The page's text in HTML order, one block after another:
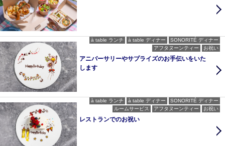
à table ランチ à table ディナー
SONORITÉ ディナー
アフタヌーンティー
お祝い
アニバーサリーやサプライズのお手伝いをいた
します
à table ランチ à table ディナー
SONORITÉ ディナー
ルームサービス
アフタヌーンティー お祝い
レストランでのお祝い